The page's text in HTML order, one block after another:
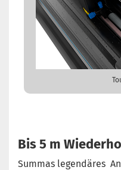
Bis 5 m
Summas legendäres